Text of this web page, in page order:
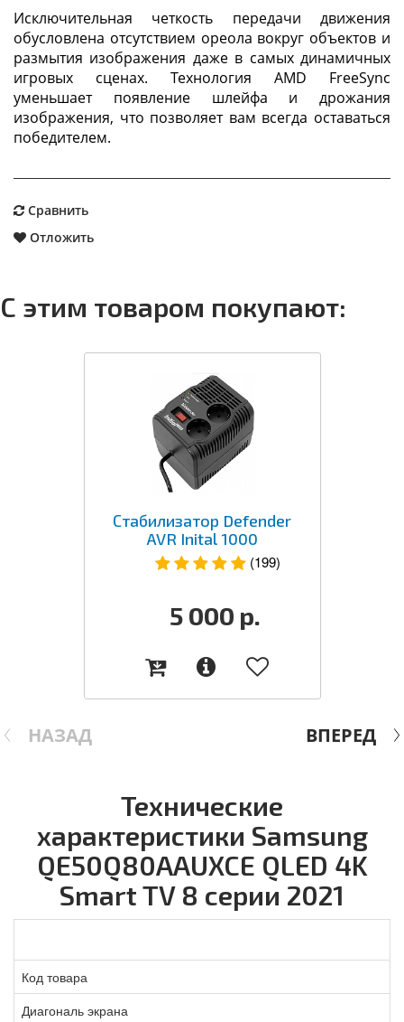
Исключительная четкость передачи движения
обусловлена отсутствием ореола вокруг объектов и
размытия изображения даже в самых динамичных
игровых сценах. Технология AMD FreeSync
уменьшает появление шлейфа и дрожания
изображения, что позволяет вам всегда оставаться
победителем.
Сравнить
Отложить
С этим товаром покупают:
НАЗАД
Стабилизатор Defender
AVR Inital 1000
(199)
5 000 р.
ВПЕРЕД
Технические
характеристики Samsung
QE50Q80AAUXCE QLED 4K
Smart TV 8 серии 2021
Код товара
Диагональ экрана